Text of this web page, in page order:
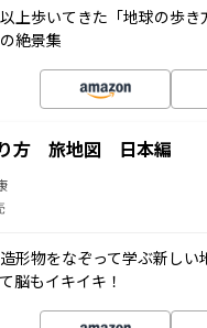
上歩いてきた「地球の歩
絶景集
方 旅地図 日本編
形物をなぞって学ぶ新し
脳もイキイキ！